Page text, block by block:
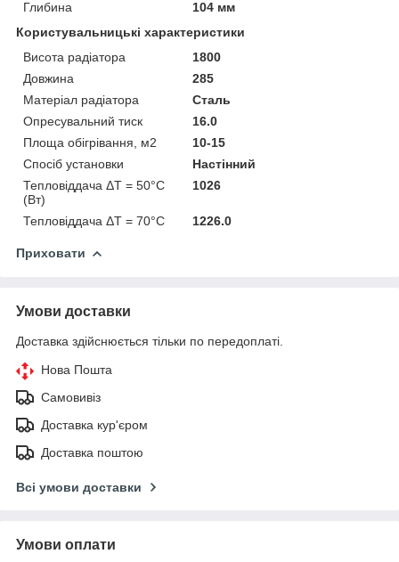
Глибина
104 мм
Користувальницькі характеристики
Висота радіатора
1800
Довжина
285
Матеріал радіатора
Сталь
Опресувальний тиск
16.0
Площа обігрівання, м2
10-15
Спосіб установки
Настінний
Тепловіддача ΔT = 50°C
(Вт)
1026
Тепловіддача ΔT = 70°C 1226.0
Приховати
Умови доставки
Доставка здійснюється тільки по передоплаті.
Нова Пошта
Самовивіз
Доставка кур'єром
Доставка поштою
Всі умови доставки
Умови оплати